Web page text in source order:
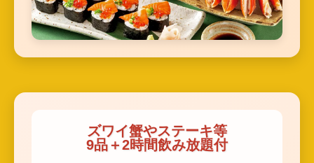
ズワイ蟹やステーキ等
9品＋2時間飲み放題付